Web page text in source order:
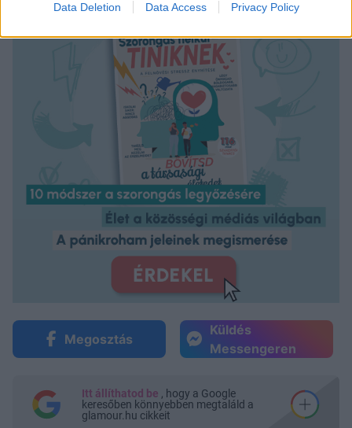
Data Deletion Data Access Privacy Policy
Megosztás
Küldés
Messengeren
Itt állíthatod be , hogy a Google
keresőben könnyebben megtaláld a
glamour.hu cikkeit